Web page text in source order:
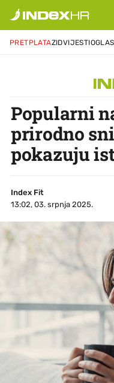
PRETPLATAZIDVIJESTI
Popularni
prirodno
pokazuju
Index Fit
13:02, 03. srpnja 2025.